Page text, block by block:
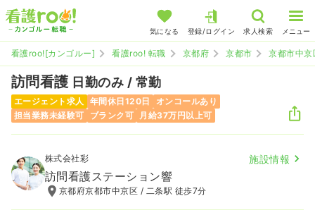
気になる 登録/ログイン 求人検索 メニュー
看護roo![カンゴルー] 看護roo! 転職 京都府 京都市 京都市中京
訪問看護 日勤のみ / 常勤
エージェント求人 年間休日120日
オンコールあり
担当業務未経験可
ブランク可 月給37万円以上可
株式会社彩 施設情報
訪問看護ステーション響
京都府京都市中京区 / 二条駅 徒歩7分